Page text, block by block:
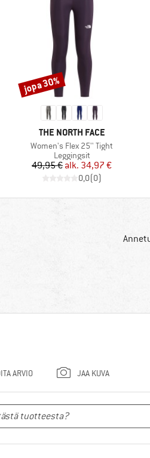
MERKKI
THE NORTH FACE
Tuote
Women's Flex 25'' Tight
Tuoteryhmä
Leggingsit
Hinta
49,95 € Alennettu hinta
alk. 34,97 €
0,0(0)
Alennus
jopa 30%
ARVIO JAA KUVA